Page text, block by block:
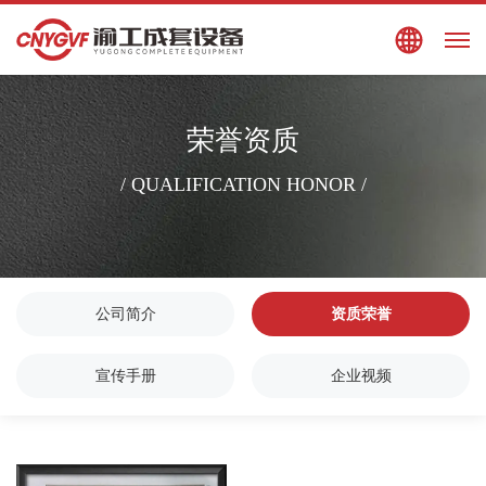
EN
荣誉资质
/ QUALIFICATION HONOR /
公司简介 资质荣誉
宣传手册 企业视频